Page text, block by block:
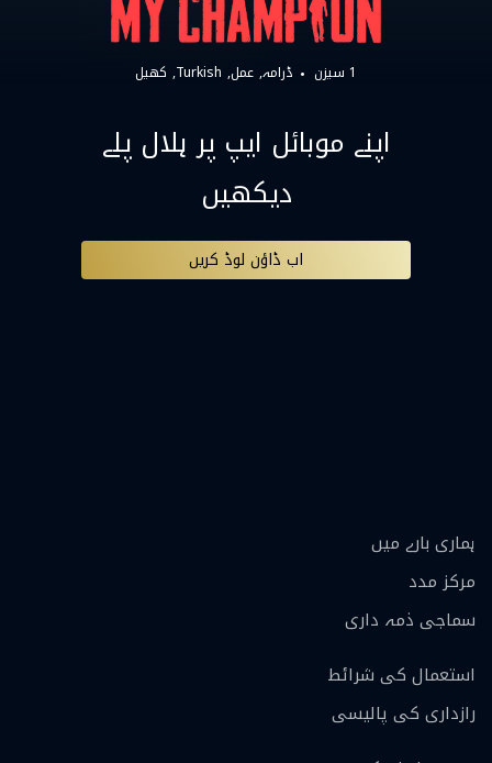
1 سیزن ڈرامہ عمل Turkish کھیل
اپنے موبائل ایپ پر ہلال پلے
دیکھیں
اب ڈاؤن لوڈ کریں
ہماری بارے ميں
مرکز مدد
سماجی ذمہ داری
استعمال کی شرائط
رازداری کی پالیسی